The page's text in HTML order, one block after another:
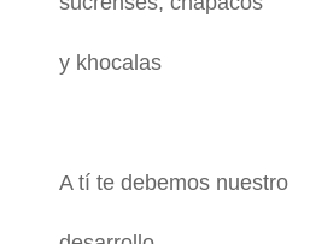
y khocalas
A tí te debemos nuestro